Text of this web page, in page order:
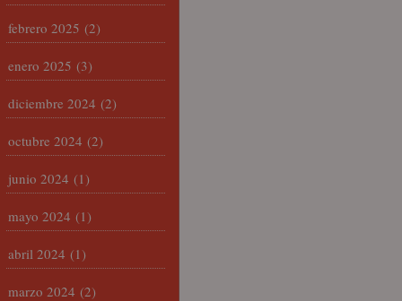
febrero 2025 (2)
enero 2025 (3)
diciembre 2024 (2)
octubre 2024 (2)
junio 2024 (1)
mayo 2024 (1)
abril 2024 (1)
marzo 2024 (2)